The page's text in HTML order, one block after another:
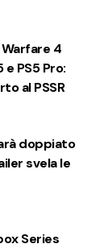
4
PS5 Pro:
al PSSR
doppiato
svela le
Series